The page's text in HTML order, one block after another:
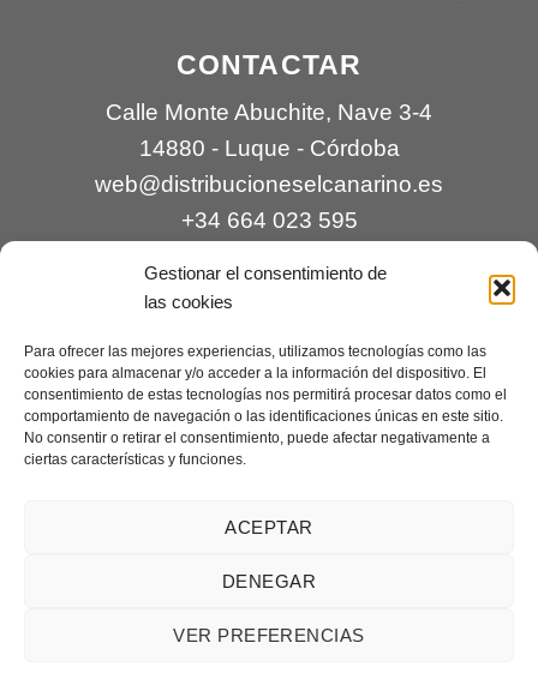
Gestionar el consentimiento de
las cookies
Para ofrecer las mejores experiencias, utilizamos tecnologías como las
cookies para almacenar y/o acceder a la información del dispositivo. El
consentimiento de estas tecnologías nos permitirá procesar datos como el
comportamiento de navegación o las identificaciones únicas en este sitio.
No consentir o retirar el consentimiento, puede afectar negativamente a
ciertas características y funciones.
ACEPTAR
DENEGAR
VER PREFERENCIAS
CONTACTAR
Calle Monte Abuchite, Nave 3-4
14880 - Luque - Córdoba
web@distribucioneselcanarino.es
+34 664 023 595
Contacto|Incidencias|Devoluciones |
Condiciones generales
Mantenimiento web a cargo deCreaciones Digitales – mantenimiento web
Política de privacidad |Condiciones generales de